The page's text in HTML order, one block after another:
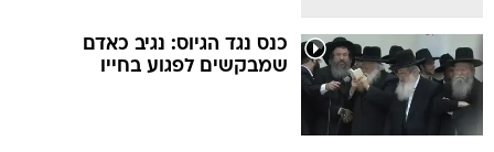
כנס נגד הגיוס: נגיב כאדם
שמבקשים לפגוע בחייו